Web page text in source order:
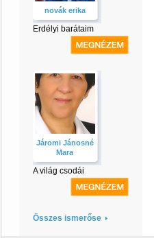
novák erika
Erdélyi barátaim
Járomi Jánosné
Mara
A világ csodái
Összes ismerőse